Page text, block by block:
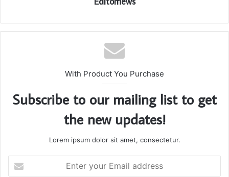
With Product You Purchase
Subscribe to our mailing list to get
the new updates!
Lorem ipsum dolor sit amet, consectetur.
your